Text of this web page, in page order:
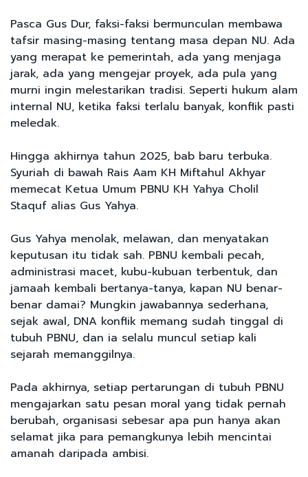
Pasca Gus Dur, faksi-faksi bermunculan membawa
tafsir masing-masing tentang masa depan NU. Ada
yang merapat ke pemerintah, ada yang menjaga
jarak, ada yang mengejar proyek, ada pula yang
murni ingin melestarikan tradisi. Seperti hukum alam
internal NU, ketika faksi terlalu banyak, konflik pasti
meledak.
Hingga akhirnya tahun 2025, bab baru terbuka.
Syuriah di bawah Rais Aam KH Miftahul Akhyar
memecat Ketua Umum PBNU KH Yahya Cholil
Staquf alias Gus Yahya.
Gus Yahya menolak, melawan, dan menyatakan
keputusan itu tidak sah. PBNU kembali pecah,
administrasi macet, kubu-kubuan terbentuk, dan
jamaah kembali bertanya-tanya, kapan NU benar-
benar damai? Mungkin jawabannya sederhana,
sejak awal, DNA konflik memang sudah tinggal di
tubuh PBNU, dan ia selalu muncul setiap kali
sejarah memanggilnya.
Pada akhirnya, setiap pertarungan di tubuh PBNU
mengajarkan satu pesan moral yang tidak pernah
berubah, organisasi sebesar apa pun hanya akan
selamat jika para pemangkunya lebih mencintai
amanah daripada ambisi.